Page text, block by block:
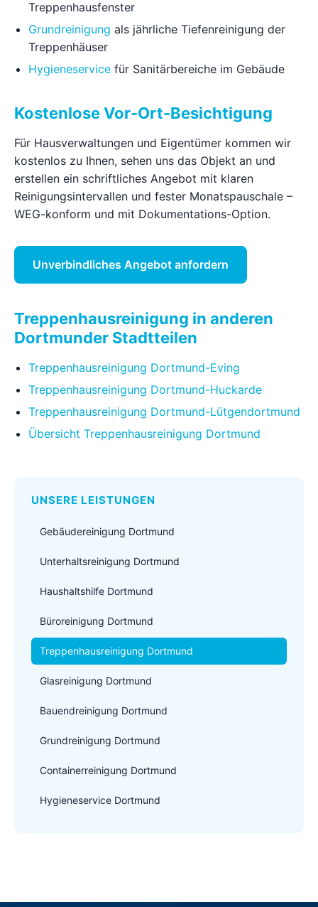
Treppenhausfenster
Grundreinigung als jährliche Tiefenreinigung der
Treppenhäuser
Hygieneservice für Sanitärbereiche im Gebäude
Kostenlose Vor-Ort-Besichtigung
Für Hausverwaltungen und Eigentümer kommen wir
kostenlos zu Ihnen, sehen uns das Objekt an und
erstellen ein schriftliches Angebot mit klaren
Reinigungsintervallen und fester Monatspauschale –
WEG-konform und mit Dokumentations-Option.
Unverbindliches Angebot anfordern
Treppenhausreinigung in anderen
Dortmunder Stadtteilen
Treppenhausreinigung Dortmund-Eving
Treppenhausreinigung Dortmund-Huckarde
Treppenhausreinigung Dortmund-Lütgendortmund
Übersicht Treppenhausreinigung Dortmund
UNSERE LEISTUNGEN
Gebäudereinigung Dortmund
Unterhaltsreinigung Dortmund
Haushaltshilfe Dortmund
Büroreinigung Dortmund
Treppenhausreinigung Dortmund
Glasreinigung Dortmund
Bauendreinigung Dortmund
Grundreinigung Dortmund
Containerreinigung Dortmund
Hygieneservice Dortmund